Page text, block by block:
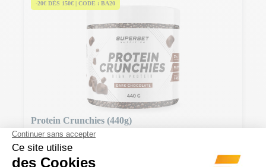
-20€ DÈS 150€ | CODE : BA20
Protein Crunchies (440g)
42 Avis